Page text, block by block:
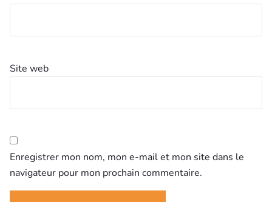
Site web
Enregistrer mon nom, mon e-mail et mon site dans le
navigateur pour mon prochain commentaire.